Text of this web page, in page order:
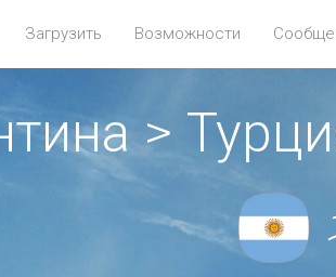
Загрузить Возможности
>